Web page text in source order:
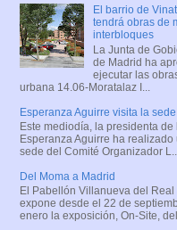
El barrio de
tendrá obras de
interbloques
La Junta de
de Madrid ha
ejecutar las
urbana 14.06-Moratalaz I...
Esperanza Aguirre visita la
Este mediodía, la presidenta
Esperanza Aguirre ha
sede del Comité Organizador
Del Moma a Madrid
El Pabellón Villanueva del
expone desde el 22 de
enero la exposición, On-Site,